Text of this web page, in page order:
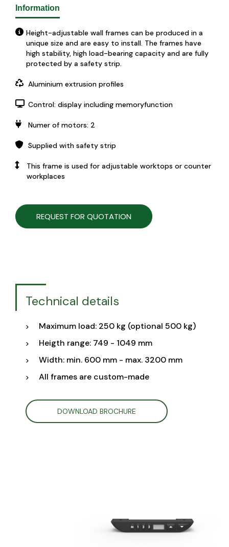
Information
Height-adjustable wall frames can be produced in a
unique size and are easy to install. The frames have
high stability, high load-bearing capacity and are fully
protected by a safety strip.
Aluminium extrusion profiles
Control: display including memoryfunction
Numer of motors: 2
Supplied with safety strip
This frame is used for adjustable worktops or counter
workplaces
REQUEST FOR QUOTATION
Technical details
Maximum load: 250 kg (optional 500 kg)
Heigth range: 749 - 1049 mm
Width: min. 600 mm - max. 3200 mm
All frames are custom-made
DOWNLOAD BROCHURE